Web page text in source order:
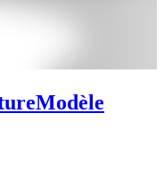
Modèle